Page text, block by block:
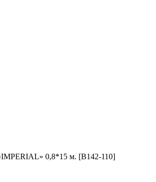
0,8*15 м. [B142-110]